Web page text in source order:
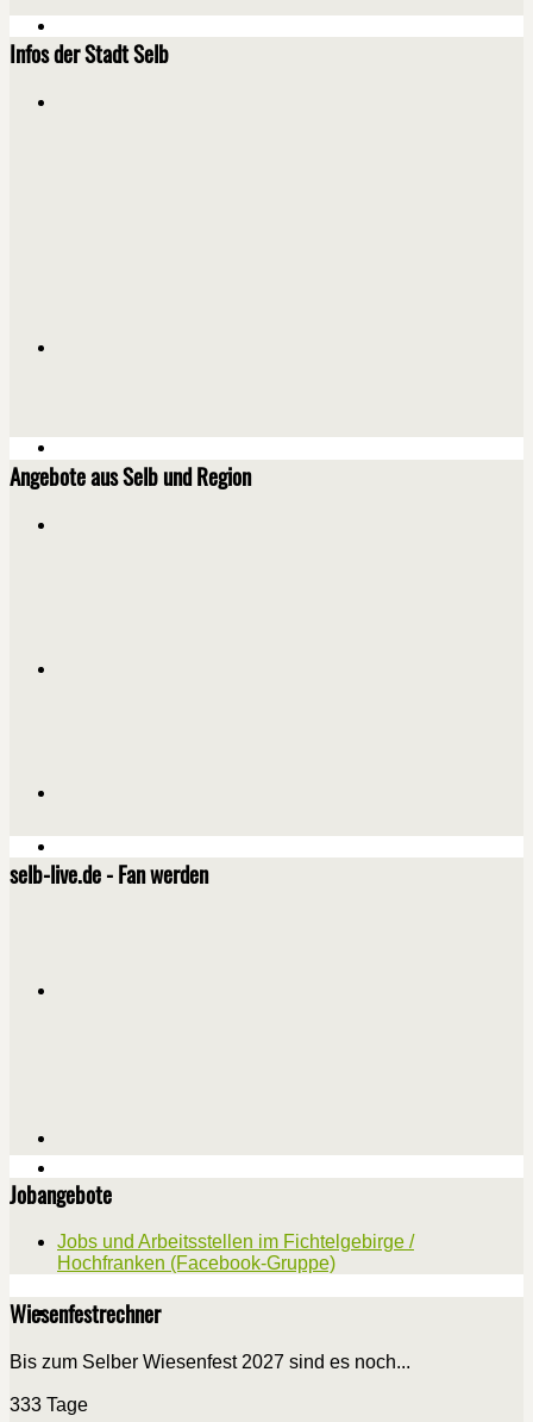
Infos der Stadt Selb
Angebote aus Selb und Region
selb-live.de - Fan werden
Jobangebote
Jobs und Arbeitsstellen im Fichtelgebirge /
Hochfranken (Facebook-Gruppe)
Wiesenfestrechner
Bis zum Selber Wiesenfest 2027 sind es noch...
333 Tage